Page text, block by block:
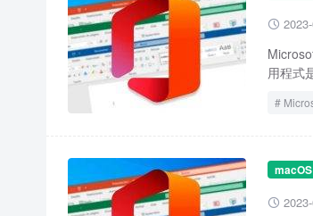

用程式
macOS
